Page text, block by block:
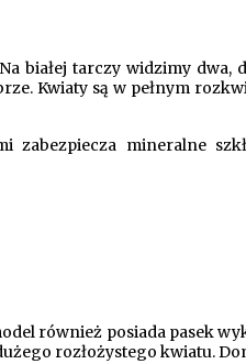
białej tarczy widzimy dwa,
Kwiaty są w pełnym
zabezpiecza mineralne
również posiada pasek
rozłożystego kwiatu.